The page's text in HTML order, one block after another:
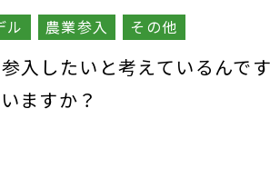
ル 農業参入 その他
入したいと考えているんで
ますか？